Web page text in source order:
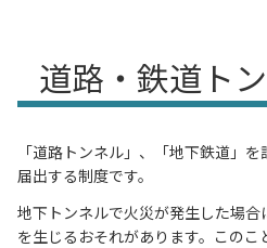
道路・鉄道ト
「道路トンネル」、「地下鉄道」
届出する制度です。
地下トンネルで火災が発生した場
を生じるおそれがあります。この